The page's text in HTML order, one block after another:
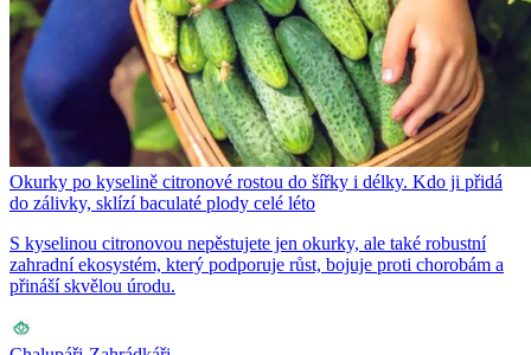
Okurky po kyselině citronové rostou do šířky i délky. Kdo ji přidá
do zálivky, sklízí baculaté plody celé léto
S kyselinou citronovou nepěstujete jen okurky, ale také robustní
zahradní ekosystém, který podporuje růst, bojuje proti chorobám a
přináší skvělou úrodu.